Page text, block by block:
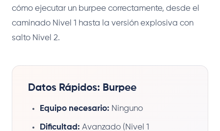
cómo ejecutar un burpee correctamente, desde el
caminado Nivel 1 hasta la versión explosiva con
salto Nivel 2.
Datos Rápidos: Burpee
Equipo necesario: Ninguno
Dificultad: Avanzado (Nivel 1